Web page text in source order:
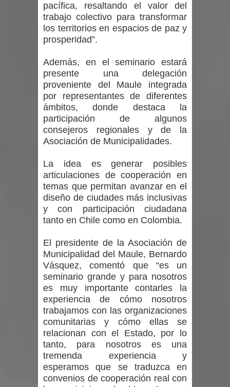
nacional en gasto por viajes y
traslados con $133 millones
Dos internos intentaron escapar por
un forado desde la cárcel de Talca
pacífica, resaltando el valor del
trabajo colectivo para transformar
los territorios en espacios de paz y
prosperidad”.
Además, en el seminario estará
presente una delegación
proveniente del Maule integrada
por representantes de diferentes
ámbitos, donde destaca la
participación de algunos
consejeros regionales y de la
Asociación de Municipalidades.
La idea es generar posibles
articulaciones de cooperación en
temas que permitan avanzar en el
diseño de ciudades más inclusivas
y con participación ciudadana
tanto en Chile como en Colombia.
El presidente de la Asociación de
Municipalidad del Maule, Bernardo
Vásquez, comentó que “es un
seminario grande y para nosotros
es muy importante contarles la
experiencia de cómo nosotros
trabajamos con las organizaciones
comunitarias y cómo ellas se
relacionan con el Estado, por lo
tanto, para nosotros es una
tremenda experiencia y
esperamos que se traduzca en
convenios de cooperación real con